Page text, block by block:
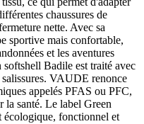
chaussures de
nette. Avec sa
sportive mais confortable,
et les aventures
Badile est traité avec
VAUDE renonce
appelés PFAS ou PFC,
la santé. Le label Green
fonctionnel et